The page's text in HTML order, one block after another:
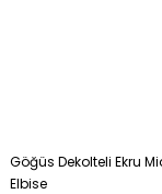
Göğüs Dekolteli Ekru
Elbise